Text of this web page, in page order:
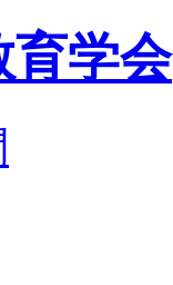
育学会